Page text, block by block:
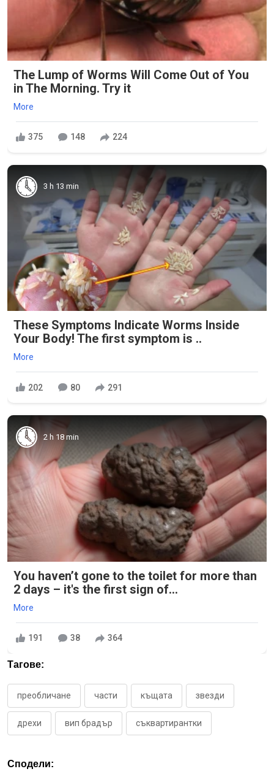
The Lump of Worms Will Come Out of You
in The Morning. Try it
More
375 148 224
3 h 13 min
These Symptoms Indicate Worms Inside
Your Body! The first symptom is ..
More
202 80 291
2 h 18 min
You haven’t gone to the toilet for more than
2 days – it's the first sign of...
More
191 38 364
Тагове:
преобличане части къщата звезди
дрехи вип брадър съквартирантки
Сподели: